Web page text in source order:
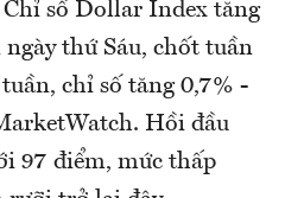
số Dollar Index tăng
thứ Sáu, chốt tuần
chỉ số tăng 0,7% -
Hồi đầu
97 điểm, mức thấp